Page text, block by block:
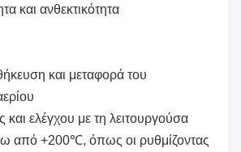
και ανθεκτικότητα
και μεταφορά του
ελέγχου με τη λειτουργούσα
από +200℃, όπως οι ρυθμίζοντας